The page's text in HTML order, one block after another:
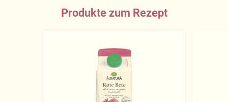
Produkte zum Rezept